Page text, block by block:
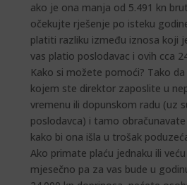
ako je ona manja od 5.491 kn
očekujte rješenje po isteku
platiti razliku između iznosa koji
vas platio poslodavac i ovih cca
Kako si možete pomoći? Tako
kojem ste direktor zaposlite u
vremenu ili dopunskom radu (uz
poslodavca) i tamo
kako bi ona išla u trošak
Ako primate plaću jednaku ili
mjesečno pa za vas bude u